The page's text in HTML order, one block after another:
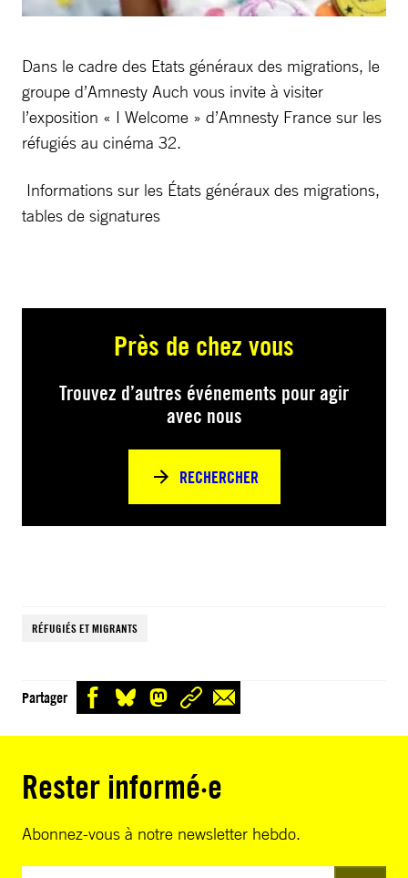
Dans le cadre des Etats généraux des migrations, le
groupe d’Amnesty Auch vous invite à visiter
l’exposition « I Welcome » d’Amnesty France sur les
réfugiés au cinéma 32.
Informations sur les États généraux des migrations,
tables de signatures
Près de chez vous
Trouvez d’autres événements pour agir
avec nous
RECHERCHER
RÉFUGIÉS ET MIGRANTS
Partager
Rester informé·e
Abonnez-vous à notre newsletter hebdo.